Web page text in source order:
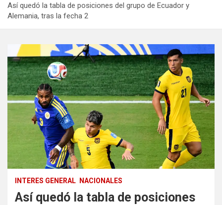
Así quedó la tabla de posiciones del grupo de Ecuador y
Alemania, tras la fecha 2
INTERES GENERAL NACIONALES
Así quedó la tabla de posiciones